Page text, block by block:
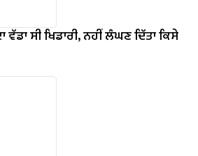
ਸੀ ਖਿਡਾਰੀ, ਨਹੀਂ ਲੰਘਣ ਦਿੱਤਾ ਕਿਸੇ